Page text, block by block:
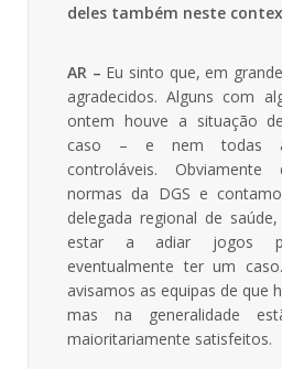
deles também neste
AR – Eu sinto que, em
agradecidos. Alguns com
ontem houve a situação
caso – e nem todas
controláveis.
normas da DGS e
delegada regional de
estar a adiar jogos
eventualmente ter um
avisamos as equipas de que
mas na generalidade
maioritariamente satisfeitos.